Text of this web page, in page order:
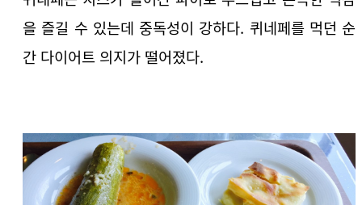
을 즐길 수 있는데 중독성이 강하다. 퀴네페를 먹던 순
간 다이어트 의지가 떨어졌다.